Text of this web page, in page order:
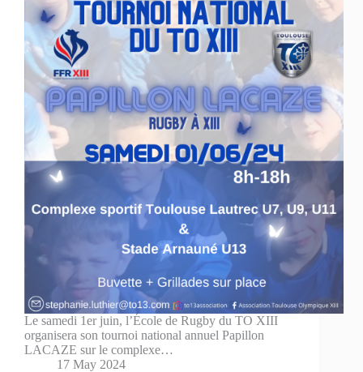
Le samedi 1er juin, l’École de Rugby du TO XIII
organisera son tournoi national annuel Papillon
LACAZE sur le complexe…
17 May 2024